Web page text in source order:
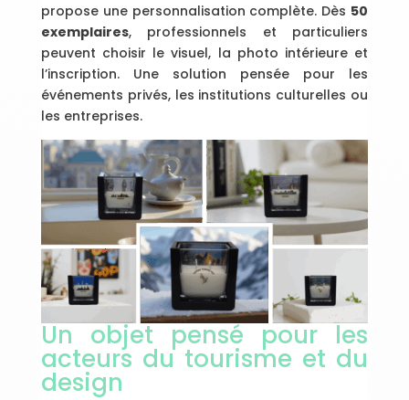
propose une personnalisation complète. Dès 50
exemplaires, professionnels et particuliers
peuvent choisir le visuel, la photo intérieure et
l’inscription. Une solution pensée pour les
événements privés, les institutions culturelles ou
les entreprises.
Un objet pensé pour les
acteurs du tourisme et du
design